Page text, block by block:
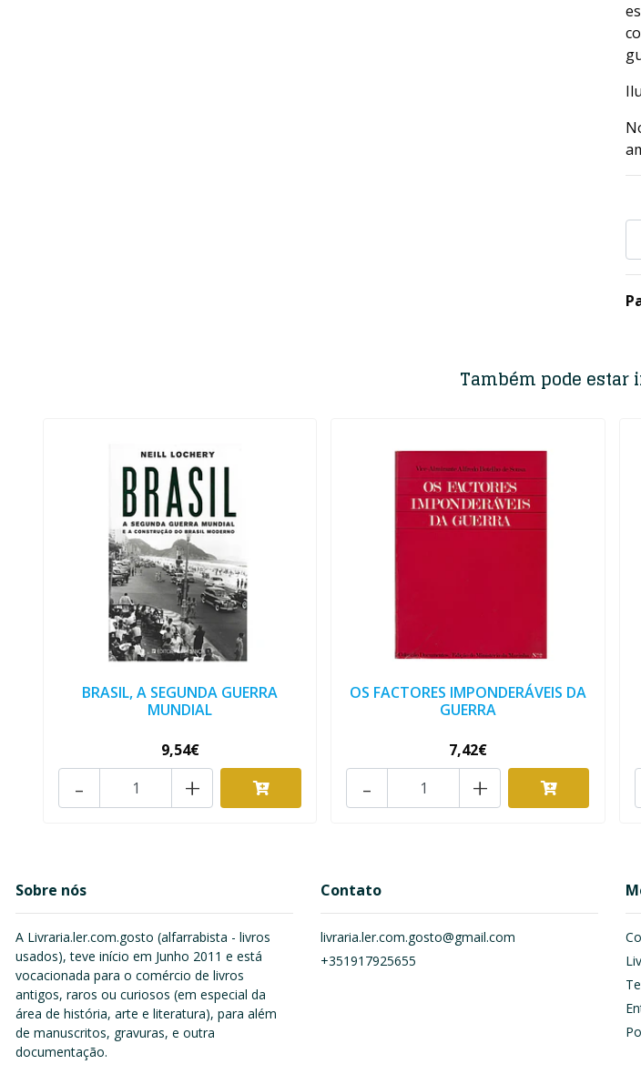
Também pode estar
BRASIL, A SEGUNDA GUERRA
MUNDIAL
9,54€
+
-
OS FACTORES IMPONDERÁVEIS DA
GUERRA
7,42€
+
-
Sobre nós
A Livraria.ler.com.gosto (alfarrabista - livros
usados), teve início em Junho 2011 e está
vocacionada para o comércio de livros
antigos, raros ou curiosos (em especial da
área de história, arte e literatura), para além
de manuscritos, gravuras, e outra
documentação.
Contato
livraria.ler.com.gosto@gmail.com
+351917925655